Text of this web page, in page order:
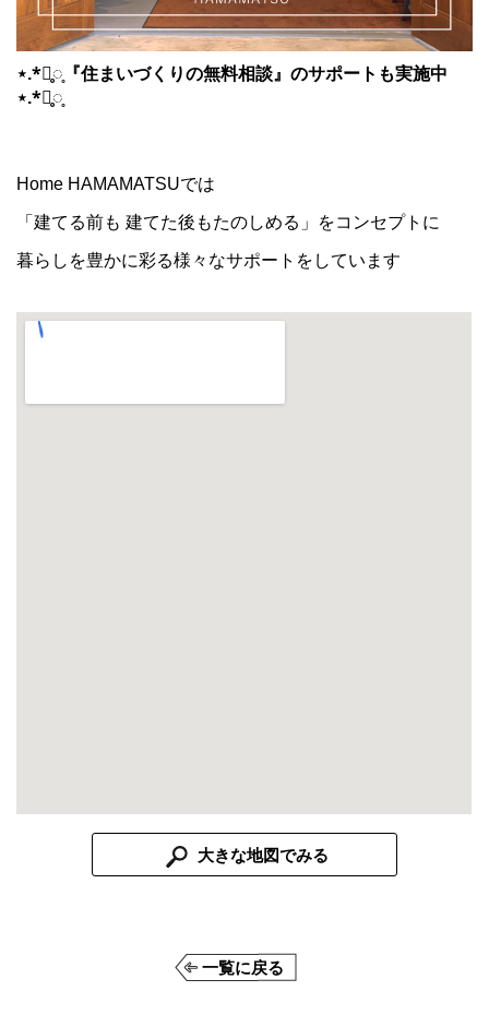
⋆.*⃝̥◌̥『住まいづくりの無料相談』のサポートも実施中
⋆.*⃝̥◌̥
Home HAMAMATSUでは
「建てる前も 建てた後もたのしめる」をコンセプトに
暮らしを豊かに彩る様々なサポートをしています
大きな地図でみる
一覧に戻る